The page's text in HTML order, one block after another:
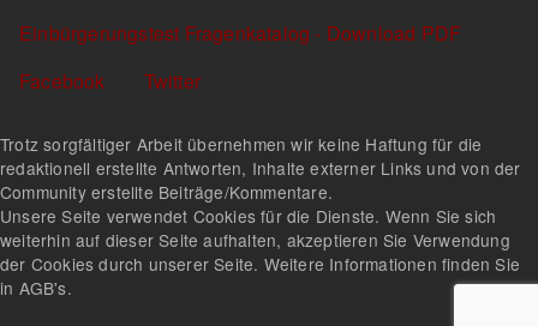
Einbürgerungstest Fragenkatalog - Download PDF
Facebook
Twitter
Trotz sorgfältiger Arbeit übernehmen wir keine Haftung für die
redaktionell erstellte Antworten, Inhalte externer Links und von der
Community erstellte Beiträge/Kommentare.
Unsere Seite verwendet Cookies für die Dienste. Wenn Sie sich
weiterhin auf dieser Seite aufhalten, akzeptieren Sie Verwendung
der Cookies durch unserer Seite. Weitere Informationen finden Sie
in AGB's.